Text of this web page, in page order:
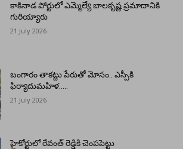
కాకినాడ పోర్టులో ఎమ్మెల్యే బాలకృష్ణ ప్రమాదానికి
గురియ్యారు
21 July 2026
బంగారం తాకట్టు పేరుతో మోసం.. ఎస్పీకి
ఫిర్యాదుమహిళ…..
21 July 2026
హైకోర్టులో రేవంత్ రెడ్డికి చెంపపెట్టు